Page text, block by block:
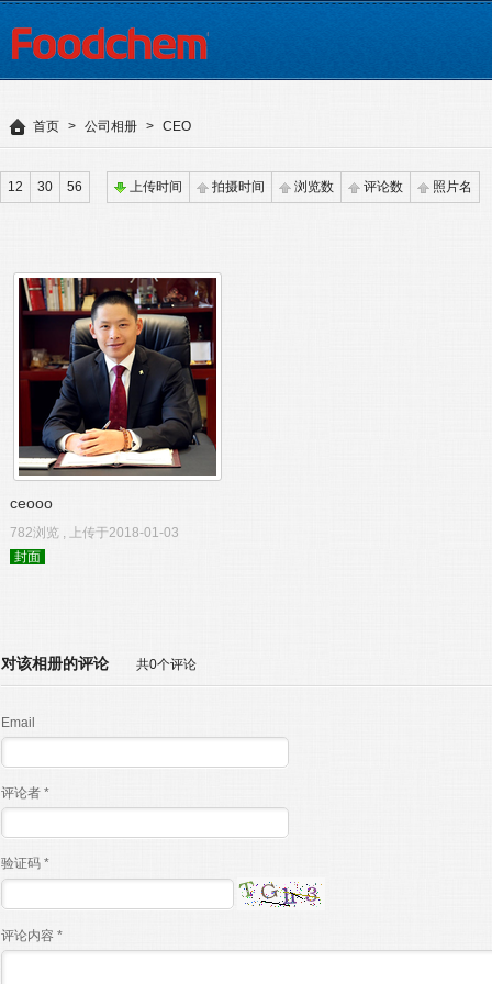
首页 > 公司相册 > CEO
12 30 56 上传时间 拍摄时间 浏览数 评论数 照片名
ceooo
782浏览 , 上传于2018-01-03
封面
对该相册的评论 共0个评论
Email
评论者 *
验证码 *
评论内容 *